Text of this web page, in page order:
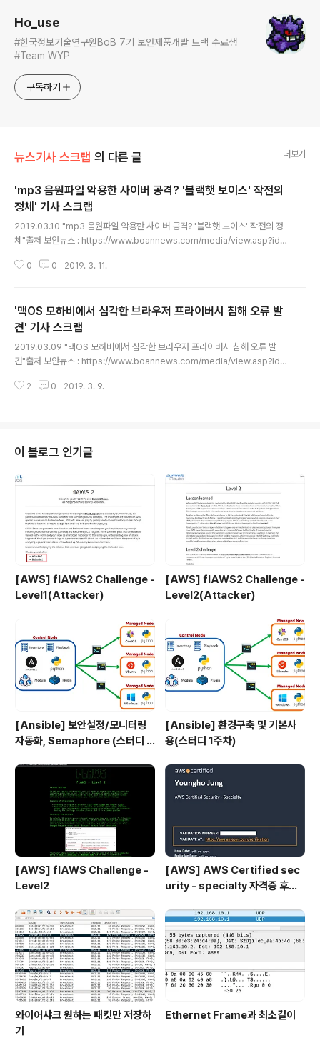
Ho_use
#한국정보기술연구원BoB 7기 보안제품개발 트랙 수료생
#Team WYP
구독하기
뉴스기사 스크랩 의 다른 글 더보기
'mp3 음원파일 악용한 사이버 공격? '블랙햇 보이스' 작전의
정체' 기사 스크랩
2019.03.10 "mp3 음원파일 악용한 사이버 공격? '블랙햇 보이스' 작전의 정
체"출처 보안뉴스 : https://www.boannews.com/media/view.asp?idx
싱(Spear Phishing)공격이 감행된 것으로 드러났다. 특정 정부의 후원을 받
RC)에 따르면MP3 음원파일로 위장한 작전명 '블랙햇 보이스'의 최초 공격은
'검토 요청'이라는 이메일 제목으로 수행됬고'회의자료 Protected.zip' 파일
이 첨부되어있었다고 한다. 이메일 본문은 '회..
0 0 2019. 3. 11.
'맥OS 모하비에서 심각한 브라우저 프라이버시 침해 오류 발
견' 기사 스크랩
2019.03.09 "맥OS 모하비에서 심각한 브라우저 프라이버시 침해 오류 발
견"출처 보안뉴스 : https://www.boannews.com/media/view.asp?idx
나타났다. 이를 이용하면 악성 어플리케이션으로사파리 웹 브라우저의 브라우
로 접근할 수 있다는 것이다.이는 사파리 폴더에 걸려있는 보안장치를 우회할
수 있는 방법이다.모하비 이전버전들은 이러한 보안마저 되어있지 않았지..
2 0 2019. 3. 9.
이 블로그 인기글
[AWS] flAWS2 Challenge -
Level1(Attacker)
[AWS] flAWS2 Challenge -
Level2(Attacker)
[Ansible] 보안설정/모니터링
자동화, Semaphore (스터디 4
[Ansible] 환경구축 및 기본사
용(스터디 1주차)
[AWS] flAWS Challenge -
Level2
[AWS] AWS Certified sec
urity - specialty 자격증 후기
와이어샤크 원하는 패킷만 저장하
기
Ethernet Frame과 최소길이